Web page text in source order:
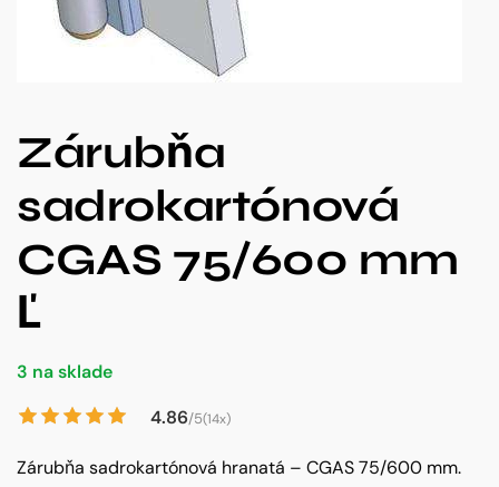
Zárubňa
sadrokartónová
CGAS 75/600 mm
Ľ
3 na sklade
4.86/5(14x)
Zárubňa sadrokartónová hranatá – CGAS 75/600 mm.